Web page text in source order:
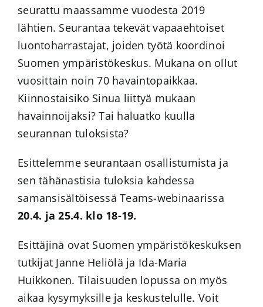
seurattu maassamme vuodesta 2019
lähtien. Seurantaa tekevät vapaaehtoiset
luontoharrastajat, joiden työtä koordinoi
Suomen ympäristökeskus. Mukana on ollut
vuosittain noin 70 havaintopaikkaa.
Kiinnostaisiko Sinua liittyä mukaan
havainnoijaksi? Tai haluatko kuulla
seurannan tuloksista?
Esittelemme seurantaan osallistumista ja
sen tähänastisia tuloksia kahdessa
samansisältöisessä Teams-webinaarissa
20.4. ja 25.4. klo 18-19.
Esittäjinä ovat Suomen ympäristökeskuksen
tutkijat Janne Heliölä ja Ida-Maria
Huikkonen. Tilaisuuden lopussa on myös
aikaa kysymyksille ja keskustelulle. Voit